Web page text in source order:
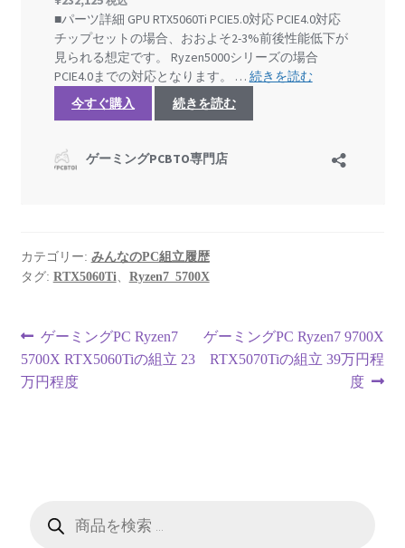
カテゴリー: みんなのPC組立履歴
タグ: RTX5060Ti Ryzen7_5700X
投
稿
ー
前
の
投
ゲーミングPC Ryzen7
5700X RTX5060Tiの組立 23
万円程度
次
の
ゲーミングPC Ryzen7 9700X
RTX5070Tiの組立 39万円程
度